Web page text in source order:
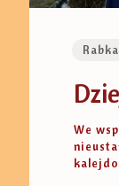
Rabka
We